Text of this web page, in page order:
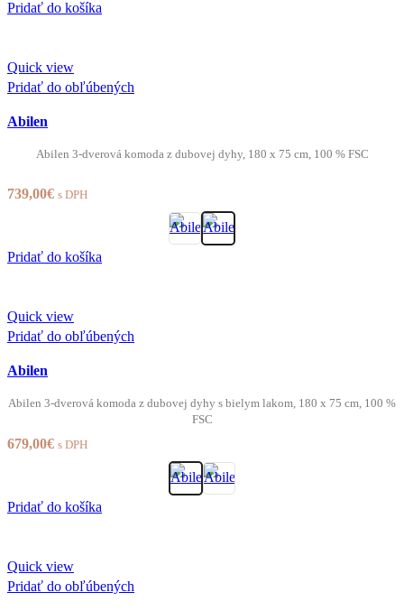
Pridať do košíka
Quick view
Pridať do obľúbených
Abilen
Abilen 3-dverová komoda z dubovej dyhy, 180 x 75 cm, 100 % FSC
739,00€ s DPH
Pridať do košíka
Quick view
Pridať do obľúbených
Abilen
Abilen 3-dverová komoda z dubovej dyhy s bielym lakom, 180 x 75 cm, 100 %
FSC
679,00€ s DPH
Pridať do košíka
Quick view
Pridať do obľúbených